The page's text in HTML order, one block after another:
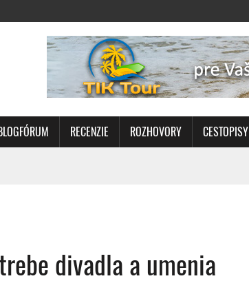
RECENZIE ROZHOVORY CESTOPISY
divadla a umenia